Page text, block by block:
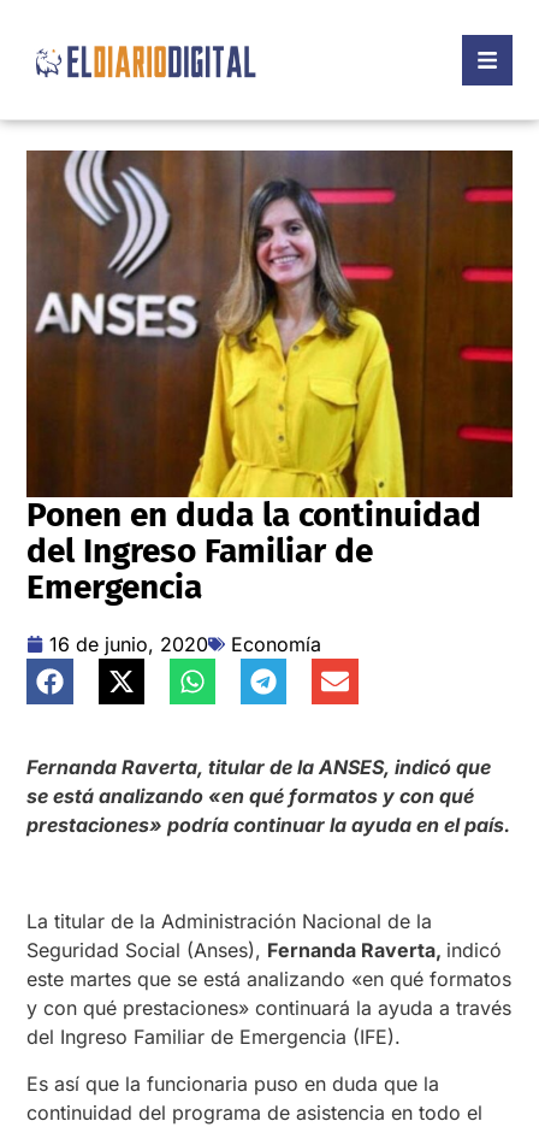
Ponen en duda la continuidad
del Ingreso Familiar de
Emergencia
16 de junio, 2020 Economía
Fernanda Raverta, titular de la ANSES, indicó que
se está analizando «en qué formatos y con qué
prestaciones» podría continuar la ayuda en el país.
La titular de la Administración Nacional de la
Seguridad Social (Anses), Fernanda Raverta, indicó
este martes que se está analizando «en qué formatos
y con qué prestaciones» continuará la ayuda a través
del Ingreso Familiar de Emergencia (IFE).
Es así que la funcionaria puso en duda que la
continuidad del programa de asistencia en todo el